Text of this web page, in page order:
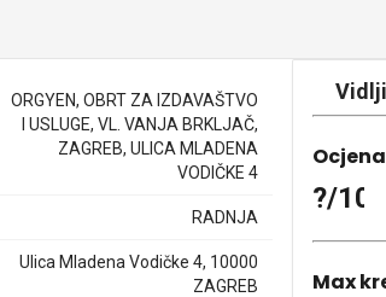
ORGYEN, OBRT ZA IZDAVAŠTVO
I USLUGE, VL. VANJA BRKLJAČ,
ZAGREB, ULICA MLADENA
VODIČKE 4
RADNJA
Ulica Mladena Vodičke 4, 10000
ZAGREB
Ocjena
?/10
Max